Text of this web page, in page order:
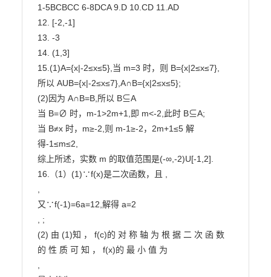
1-5BCBCC 6-8DCA 9.D 10.CD 11.AD
12. [-2,-1]
13. -3
14. (1,3]
15.(1)A={x|-2≤x≤5},当 m=3 时，则 B={x|2≤x≤7},
所以 AUB={x|-2≤x≤7},A∩B={x|2≤x≤5};
(2)因为 A∩B=B,所以 B⊆A
当 B=∅ 时，m-1>2m+1,即 m<-2,此时 B⊆A;
当 B≠x 时，m≥-2,则 m-1≥-2，2m+1≤5 解
得-1≤m≤2,
综上所述，实数 m 的取值范围是(-∞,-2)U[-1,2].
16.（1）(1)∵f(x)是二次函数，且 ,
,
又∵f(-1)=6a=12,解得 a=2
, ;
(2) 由 (1)知 ， f(c)的 对 称 轴 为 根 据 二 次 函 数
的 性 质 可 知 ， f(x)的 最 小 值 为
,